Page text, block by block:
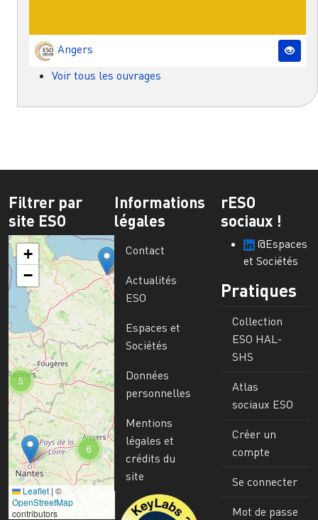
Angers
Voir tous les ouvrages
Filtrer par
site ESO
6
5
+
−
Leaflet | ©
OpenStreetMap
contributors
Informations
légales
Contact
Actualités
ESO
Espaces et
Sociétés
Données
personnelles
Mentions
légales et
crédits du
site
Image
rESO
sociaux !
@Espaces
et Sociétés
Pratiques
Collection
ESO HAL-
SHS
Atlas
sociaux ESO
Créer un
compte
Se connecter
Mot de passe